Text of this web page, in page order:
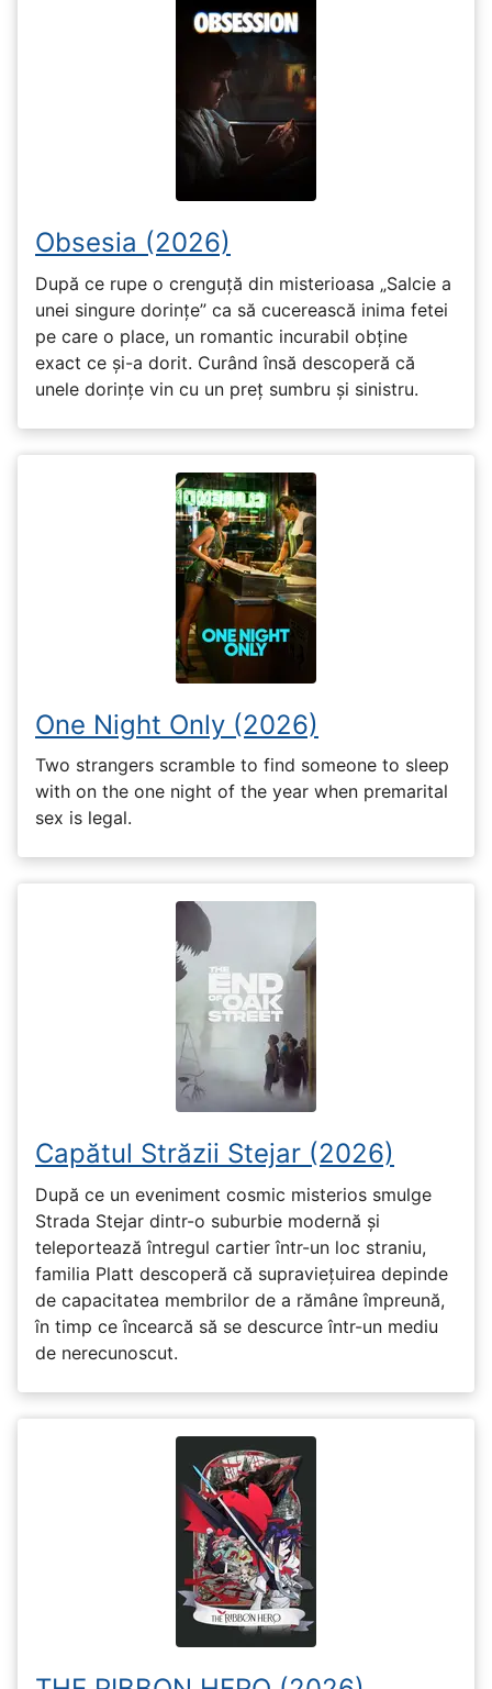
Obsesia (2026)
După ce rupe o crenguță din misterioasa „Salcie a
unei singure dorințe” ca să cucerească inima fetei
pe care o place, un romantic incurabil obține
exact ce și-a dorit. Curând însă descoperă că
unele dorințe vin cu un preț sumbru și sinistru.
One Night Only (2026)
Two strangers scramble to find someone to sleep
with on the one night of the year when premarital
sex is legal.
Capătul Străzii Stejar (2026)
După ce un eveniment cosmic misterios smulge
Strada Stejar dintr-o suburbie modernă și
teleportează întregul cartier într-un loc straniu,
familia Platt descoperă că supraviețuirea depinde
de capacitatea membrilor de a rămâne împreună,
în timp ce încearcă să se descurce într-un mediu
de nerecunoscut.